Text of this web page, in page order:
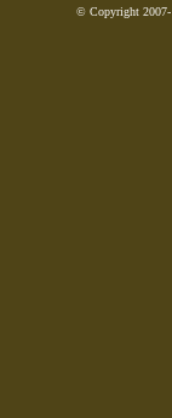
© Copyright 2007-